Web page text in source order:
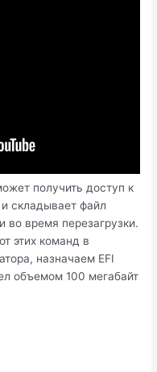
получить доступ к
складывает файл
время перезагрузки.
этих команд в
назначаем EFI
объемом 100 мегабайт